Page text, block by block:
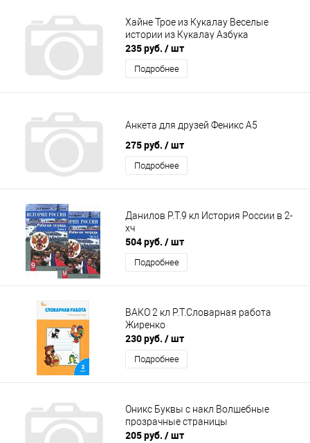
Хайне Трое из Кукалау Веселые
истории из Кукалау Азбука
235 руб. / шт
Подробнее
Анкета для друзей Феникс А5
275 руб. / шт
Подробнее
Данилов Р.Т.9 кл История России в 2-
хч
504 руб. / шт
Подробнее
ВАКО 2 кл Р.Т.Словарная работа
Жиренко
230 руб. / шт
Подробнее
Оникс Буквы с накл Волшебные
прозрачные страницы
205 руб. / шт